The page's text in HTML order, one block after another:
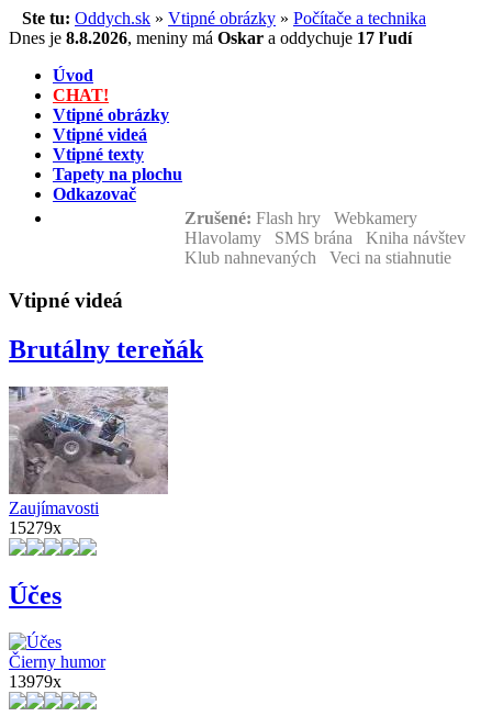
Ste tu: Oddych.sk » Vtipné obrázky » Počítače a technika
Dnes je 8.8.2026, meniny má Oskar a oddychuje 17 ľudí
Úvod
CHAT!
Vtipné obrázky
Vtipné videá
Vtipné texty
Tapety na plochu
Odkazovač
Zrušené: Flash hry Webkamery
Hlavolamy SMS brána Kniha návštev
Klub nahnevaných Veci na stiahnutie
Vtipné videá
Brutálny tereňák
Zaujímavosti
15279x
Účes
Čierny humor
13979x